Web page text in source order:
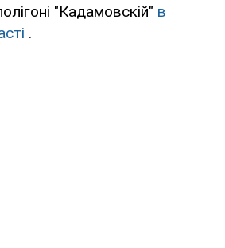
"Кадамовскій" в
.